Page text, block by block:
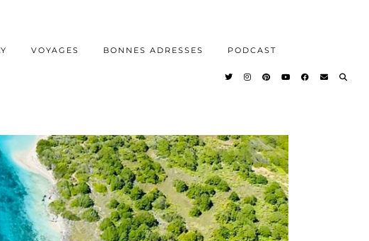
VOYAGES BONNES ADRESSES PODCAST